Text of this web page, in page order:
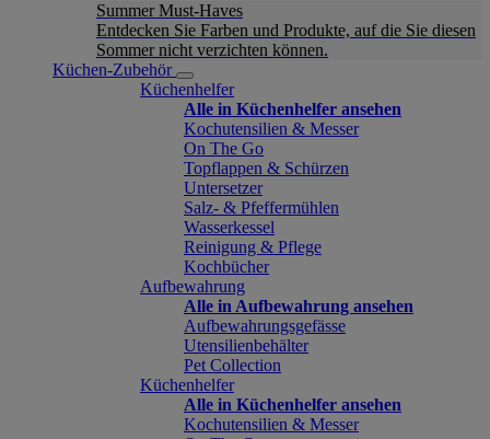
Summer Must-Haves
Entdecken Sie Farben und Produkte, auf die Sie diesen
Sommer nicht verzichten können.
Küchen-Zubehör
Küchenhelfer
Alle in Küchenhelfer ansehen
Kochutensilien & Messer
On The Go
Topflappen & Schürzen
Untersetzer
Salz- & Pfeffermühlen
Wasserkessel
Reinigung & Pflege
Kochbücher
Aufbewahrung
Alle in Aufbewahrung ansehen
Aufbewahrungsgefässe
Utensilienbehälter
Pet Collection
Küchenhelfer
Alle in Küchenhelfer ansehen
Kochutensilien & Messer